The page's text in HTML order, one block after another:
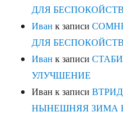
ДЛЯ
Иван к записи
ДЛЯ
Иван к записи
УЛУЧШЕНИЕ
Иван к записи
НЫНЕШНЯЯ ЗИМА